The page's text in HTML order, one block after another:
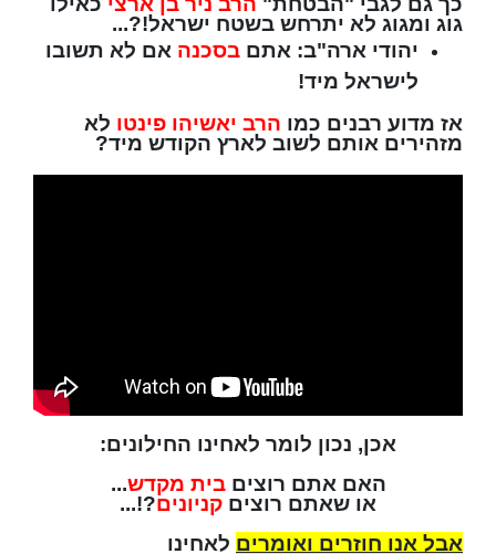
גוג ומגוג לא יתרחש בשטח ישראל!?...
יהודי ארה"ב: אתם בסכנה אם לא תשובו
לישראל מיד!
אז מדוע רבנים כמו הרב יאשיהו פינטו לא
מזהירים אותם לשוב לארץ הקודש מיד?
אכן, נכון לומר לאחינו החילונים:
האם אתם רוציםבית מקדש...
או שאתם רוצים קניונים?!...
אבל אנו חוזרים ואומרים לאחינו